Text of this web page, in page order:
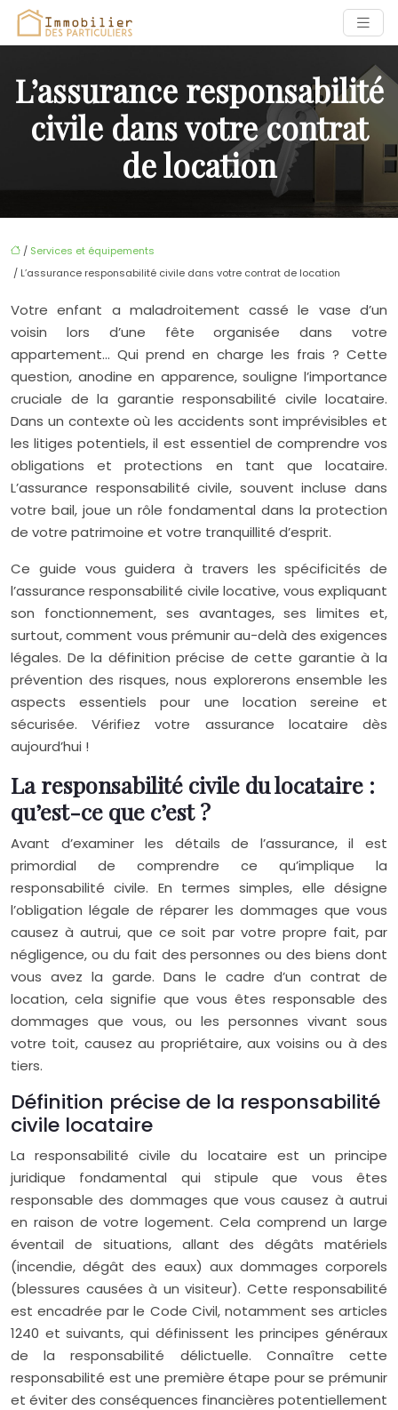
L’assurance responsabilité
civile dans votre contrat
de location
/ Services et équipements
/ L’assurance responsabilité civile dans votre contrat de location
Votre enfant a maladroitement cassé le vase d’un
voisin lors d’une fête organisée dans votre
appartement… Qui prend en charge les frais ? Cette
question, anodine en apparence, souligne l’importance
cruciale de la garantie responsabilité civile locataire.
Dans un contexte où les accidents sont imprévisibles et
les litiges potentiels, il est essentiel de comprendre vos
obligations et protections en tant que locataire.
L’assurance responsabilité civile, souvent incluse dans
votre bail, joue un rôle fondamental dans la protection
de votre patrimoine et votre tranquillité d’esprit.
Ce guide vous guidera à travers les spécificités de
l’assurance responsabilité civile locative, vous expliquant
son fonctionnement, ses avantages, ses limites et,
surtout, comment vous prémunir au-delà des exigences
légales. De la définition précise de cette garantie à la
prévention des risques, nous explorerons ensemble les
aspects essentiels pour une location sereine et
sécurisée. Vérifiez votre assurance locataire dès
aujourd’hui !
La responsabilité civile du locataire :
qu’est-ce que c’est ?
Avant d’examiner les détails de l’assurance, il est
primordial de comprendre ce qu’implique la
responsabilité civile. En termes simples, elle désigne
l’obligation légale de réparer les dommages que vous
causez à autrui, que ce soit par votre propre fait, par
négligence, ou du fait des personnes ou des biens dont
vous avez la garde. Dans le cadre d’un contrat de
location, cela signifie que vous êtes responsable des
dommages que vous, ou les personnes vivant sous
votre toit, causez au propriétaire, aux voisins ou à des
tiers.
Définition précise de la responsabilité
civile locataire
La responsabilité civile du locataire est un principe
juridique fondamental qui stipule que vous êtes
responsable des dommages que vous causez à autrui
en raison de votre logement. Cela comprend un large
éventail de situations, allant des dégâts matériels
(incendie, dégât des eaux) aux dommages corporels
(blessures causées à un visiteur). Cette responsabilité
est encadrée par le Code Civil, notamment ses articles
1240 et suivants, qui définissent les principes généraux
de la responsabilité délictuelle. Connaître cette
responsabilité est une première étape pour se prémunir
et éviter des conséquences financières potentiellement